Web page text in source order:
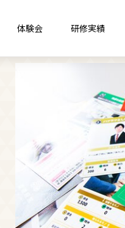
体験会 研修実績